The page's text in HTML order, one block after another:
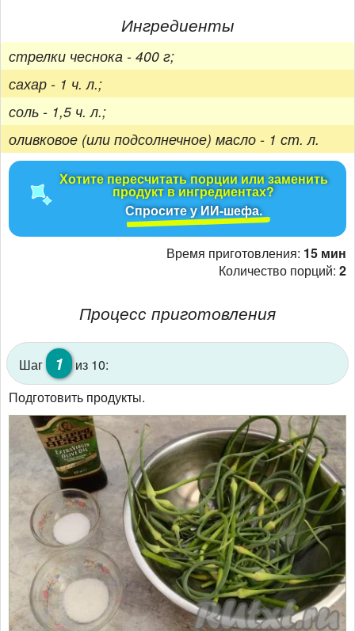
Ингредиенты
стрелки чеснока - 400 г;
сахар - 1 ч. л.;
соль - 1,5 ч. л.;
оливковое (или подсолнечное) масло - 1 ст. л.
Хотите пересчитать порции или заменить
продукт в ингредиентах?
Спросите у ИИ-шефа.
Время приготовления: 15 мин
Количество порций: 2
Процесс приготовления
Шаг 1
из 10:
Подготовить продукты.